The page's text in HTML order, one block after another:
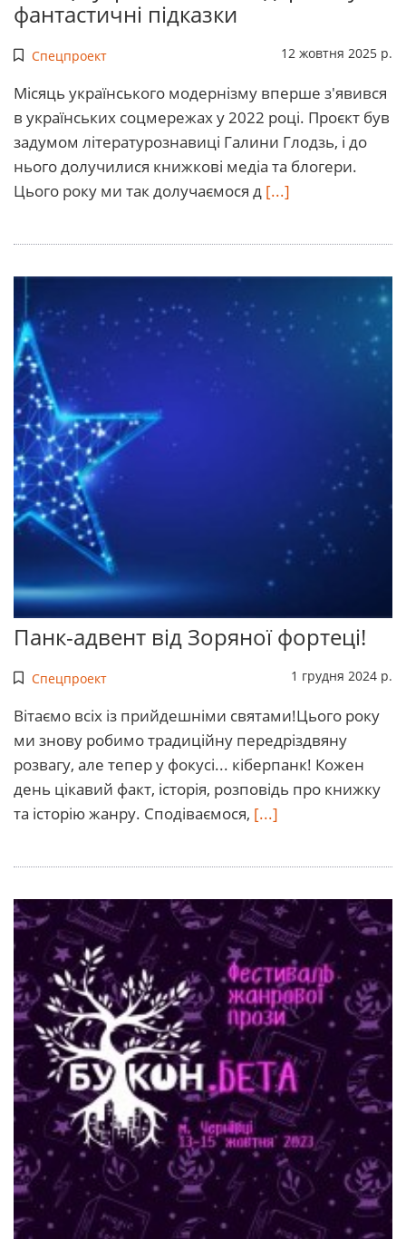
фантастичні підказки
Спецпроект 12 жовтня 2025 р.
Місяць українського модернізму вперше з'явився
в українських соцмережах у 2022 році. Проєкт був
задумом літературознавиці Галини Глодзь, і до
нього долучилися книжкові медіа та блогери.
Цього року ми так долучаємося д [...]
Панк-адвент від Зоряної фортеці!
Спецпроект 1 грудня 2024 р.
Вітаємо всіх із прийдешніми святами!Цього року
ми знову робимо традиційну передріздвяну
розвагу, але тепер у фокусі... кіберпанк! Кожен
день цікавий факт, історія, розповідь про книжку
та історію жанру. Сподіваємося, [...]